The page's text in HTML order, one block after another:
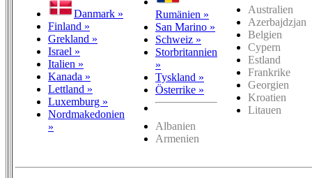
Danmark »
Finland »
Grekland »
Israel »
Italien »
Kanada »
Lettland »
Luxemburg »
Nordmakedonien
»
Rumänien »
San Marino »
Schweiz »
Storbritannien
»
Tyskland »
Österrike »
Albanien
Armenien
Australien
Azerbajdzjan
Belgien
Cypern
Estland
Frankrike
Georgien
Kroatien
Litauen